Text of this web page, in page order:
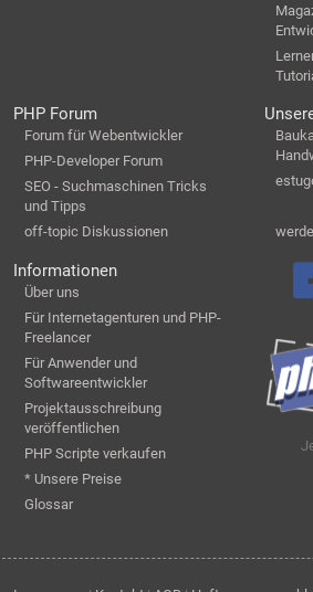
PHP Forum
Forum für Webentwickler
PHP-Developer Forum
SEO - Suchmaschinen Tricks
und Tipps
off-topic Diskussionen
Informationen
Über uns
Für Internetagenturen und PHP-
Freelancer
Für Anwender und
Softwareentwickler
Projektausschreibung
veröffentlichen
PHP Scripte verkaufen
* Unsere Preise
Glossar